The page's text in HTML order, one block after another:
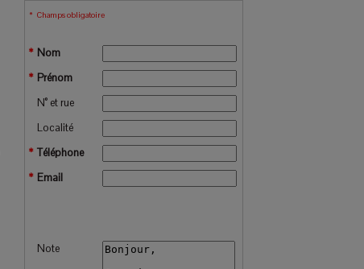
Champs obligatoire
Nom
Prénom
N° et rue
Localité
Téléphone
Email
Note